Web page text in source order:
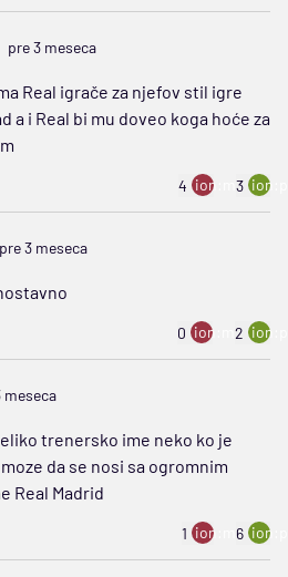
pre 3 meseca
Real igrače za njefov stil igre
a i Real bi mu doveo koga hoće za
4 ion:minus
3
pre 3 meseca
0 ion:minus
2
meseca
trenersko ime neko ko je
da se nosi sa ogromnim
Real Madrid
1 ion:minus
6